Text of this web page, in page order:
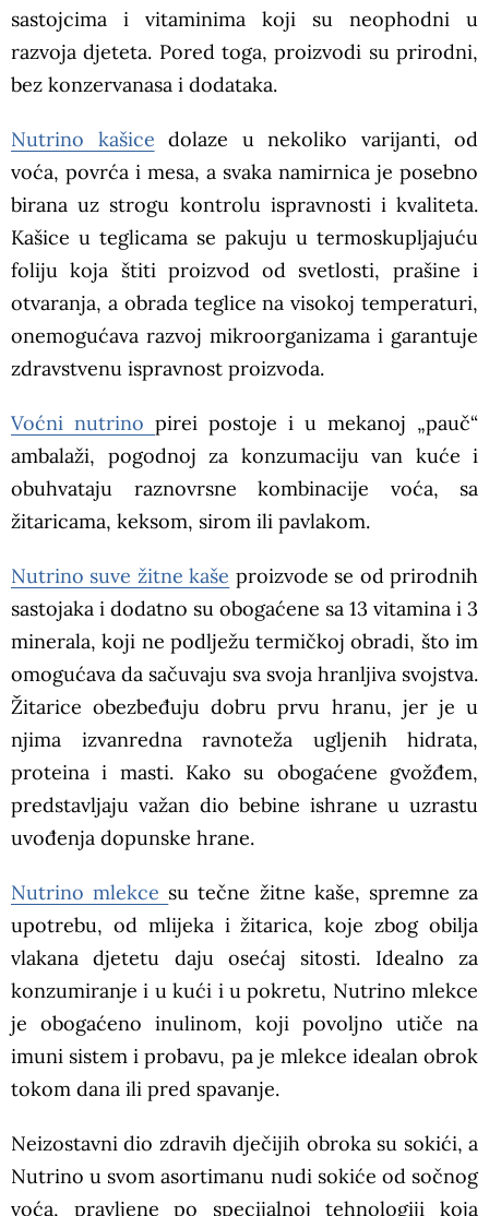
sastojcima i vitaminima koji su neophodni u
razvoja djeteta. Pored toga, proizvodi su prirodni,
bez konzervanasa i dodataka.
Nutrino kašice dolaze u nekoliko varijanti, od
voća, povrća i mesa, a svaka namirnica je posebno
birana uz strogu kontrolu ispravnosti i kvaliteta.
Kašice u teglicama se pakuju u termoskupljajuću
foliju koja štiti proizvod od svetlosti, prašine i
otvaranja, a obrada teglice na visokoj temperaturi,
onemogućava razvoj mikroorganizama i garantuje
zdravstvenu ispravnost proizvoda.
Voćni nutrino pirei postoje i u mekanoj „pauč“
ambalaži, pogodnoj za konzumaciju van kuće i
obuhvataju raznovrsne kombinacije voća, sa
žitaricama, keksom, sirom ili pavlakom.
Nutrino suve žitne kaše proizvode se od prirodnih
sastojaka i dodatno su obogaćene sa 13 vitamina i 3
minerala, koji ne podlježu termičkoj obradi, što im
omogućava da sačuvaju sva svoja hranljiva svojstva.
Žitarice obezbeđuju dobru prvu hranu, jer je u
njima izvanredna ravnoteža ugljenih hidrata,
proteina i masti. Kako su obogaćene gvožđem,
predstavljaju važan dio bebine ishrane u uzrastu
uvođenja dopunske hrane.
Nutrino mlekce su tečne žitne kaše, spremne za
upotrebu, od mlijeka i žitarica, koje zbog obilja
vlakana djetetu daju osećaj sitosti. Idealno za
konzumiranje i u kući i u pokretu, Nutrino mlekce
je obogaćeno inulinom, koji povoljno utiče na
imuni sistem i probavu, pa je mlekce idealan obrok
tokom dana ili pred spavanje.
Neizostavni dio zdravih dječijih obroka su sokići, a
Nutrino u svom asortimanu nudi sokiće od sočnog
voća, pravljene po specijalnoj tehnologiji koja